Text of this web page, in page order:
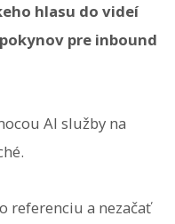
hlasu do videí
pre inbound
AI služby na
referenciu a nezačať